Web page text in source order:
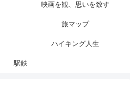
映画を観、思いを致す
旅マップ
ハイキング人生
駅鉄